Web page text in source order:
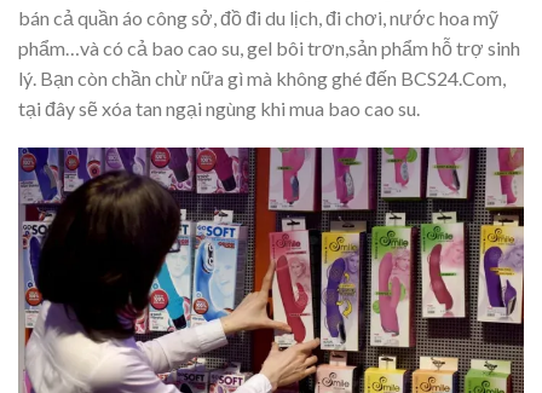
bán cả quần áo công sở, đồ đi du lịch, đi chơi, nước hoa mỹ
phẩm…và có cả bao cao su, gel bôi trơn,sản phẩm hỗ trợ sinh
lý. Bạn còn chần chừ nữa gì mà không ghé đến BCS24.Com,
tại đây sẽ xóa tan ngại ngùng khi mua bao cao su.